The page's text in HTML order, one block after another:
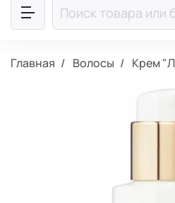
Главная Волосы Крем